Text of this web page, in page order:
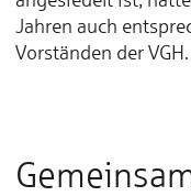
Jahren auch
Vorständen der VGH.